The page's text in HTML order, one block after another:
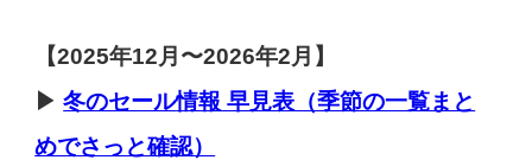
【2025年12月〜2026年2月】
▶冬のセール情報 早見表（季節の一覧まと
めでさっと確認）